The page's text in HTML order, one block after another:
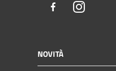
FacebookInstagram
NOVITÀ